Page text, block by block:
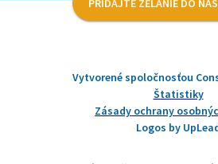
Vytvorené spoločnosťou
Štatistiky
Zásady ochrany
Logos by